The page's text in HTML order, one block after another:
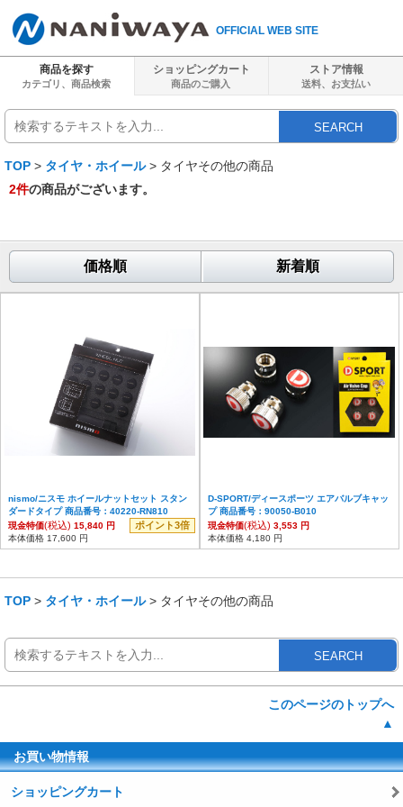
OFFICIAL WEB SITE
商品を探す
カテゴリ、商品検索
ショッピングカート
商品のご購入
ストア情報
送料、 お支払い
SEARCH
TOP > タイヤ・ホイール> タイヤその他の商品
2件の商品がございます。
価格順 新着順
nismo/ニスモ ホイールナットセット スタン
ダードタイプ 商品番号：40220-RN810
現金特価(税込) 15,840 円 ポイント3倍
本体価格 17,600 円
D-SPORT/ディースポーツ エアバルブキャッ
プ 商品番号：90050-B010
現金特価(税込) 3,553 円
本体価格 4,180 円
TOP > タイヤ・ホイール> タイヤその他の商品
SEARCH
このページのトップへ
▲
お買い物情報
ショッピングカート